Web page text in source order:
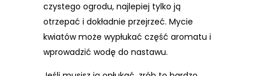
czystego ogrodu, najlepiej tylko ją
otrzepać i dokładnie przejrzeć. Mycie
kwiatów może wypłukać część aromatu i
wprowadzić wodę do nastawu.